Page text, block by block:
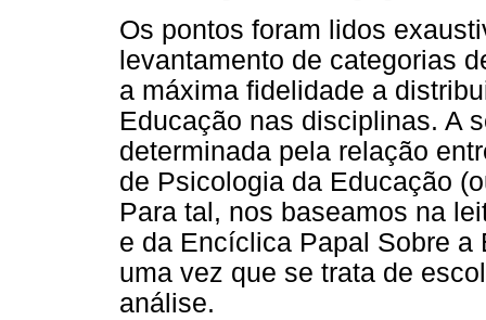
Os pontos foram lidos
levantamento de categorias
a máxima fidelidade a
Educação nas disciplinas. A
determinada pela relação
de Psicologia da Educação
Para tal, nos baseamos na
e da Encíclica Papal Sobre a
uma vez que se trata de
análise.